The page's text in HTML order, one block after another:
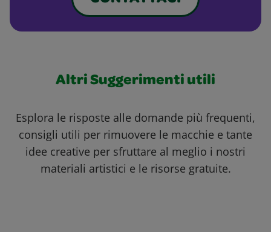
Altri Suggerimenti utili
Esplora le risposte alle domande più frequenti,
consigli utili per rimuovere le macchie e tante
idee creative per sfruttare al meglio i nostri
materiali artistici e le risorse gratuite.